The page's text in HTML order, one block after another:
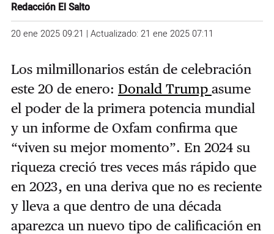
Redacción El Salto
20 ene 2025 09:21 | Actualizado: 21 ene 2025 07:11
Los milmillonarios están de celebración
este 20 de enero: Donald Trump asume
el poder de la primera potencia mundial
y un informe de Oxfam confirma que
“viven su mejor momento”. En 2024 su
riqueza creció tres veces más rápido que
en 2023, en una deriva que no es reciente
y lleva a que dentro de una década
aparezca un nuevo tipo de calificación en